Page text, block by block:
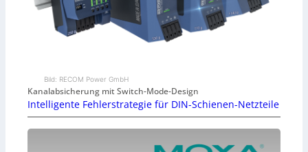
Bild: RECOM Power GmbH
Kanalabsicherung mit Switch-Mode-Design
Intelligente Fehlerstrategie für DIN-Schienen-Netzteile